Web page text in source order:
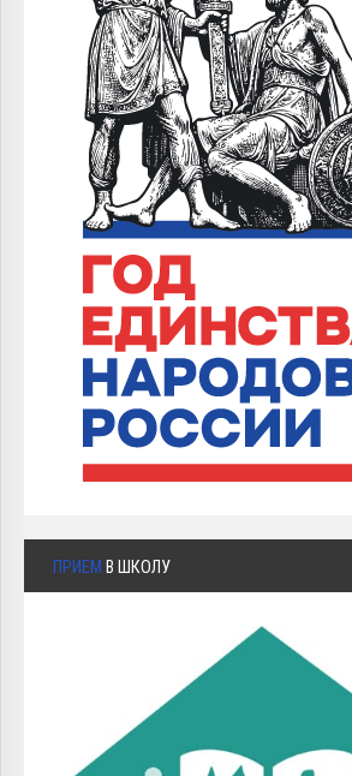
ПРИЕМ В ШКОЛУ